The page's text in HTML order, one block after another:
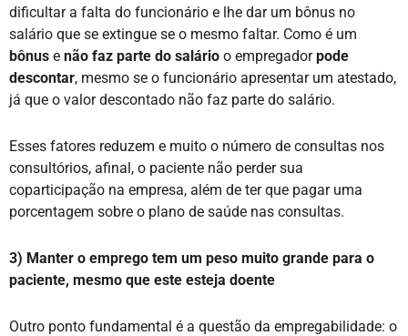
dificultar a falta do funcionário e lhe dar um bônus no
salário que se extingue se o mesmo faltar. Como é um
bônus e não faz parte do salário o empregadorpode
descontar, mesmo se o funcionário apresentar um atestado,
já que o valor descontado não faz parte do salário.
Esses fatores reduzem e muito o número de consultas nos
consultórios, afinal, o paciente não perder sua
coparticipação na empresa, além de ter que pagar uma
porcentagem sobre o plano de saúde nas consultas.
3) Manter o emprego tem um peso muito grande para o
paciente, mesmo que este esteja doente
Outro ponto fundamental é a questão da empregabilidade: o